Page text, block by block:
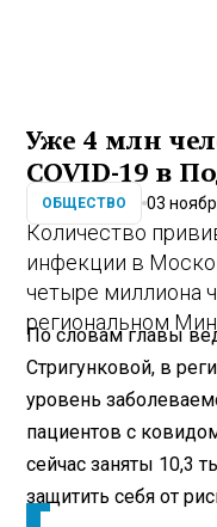
Уже 4 млн
COVID-19 в
ОБЩЕСТВО 03
Количество
инфекции в
четыре миллиона
региональном
По словам главы
Стригунковой, в
уровень
пациентов с
сейчас заняты 10,3
защитить себя от